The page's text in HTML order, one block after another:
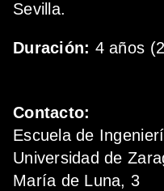
Sevilla.
Duración: 4 años
Contacto:
Escuela de
Universidad de
María de Luna, 3